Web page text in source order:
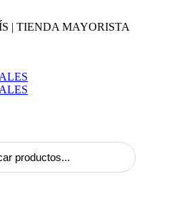
| TIENDA MAYORISTA